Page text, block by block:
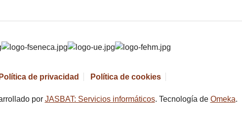
Política de privacidad Política de cookies
por JASBAT: Servicios informáticos. Tecnología de Omeka.